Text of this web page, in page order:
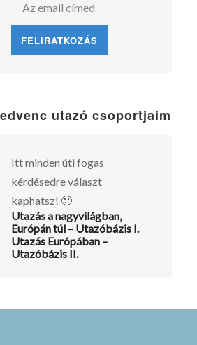
utazó csoportjaim
Itt minden úti fogas
kérdésedre választ
kaphatsz! 🙂
Utazás a nagyvilágban,
Európán túl – Utazóbázis I.
Utazás Európában –
Utazóbázis II.